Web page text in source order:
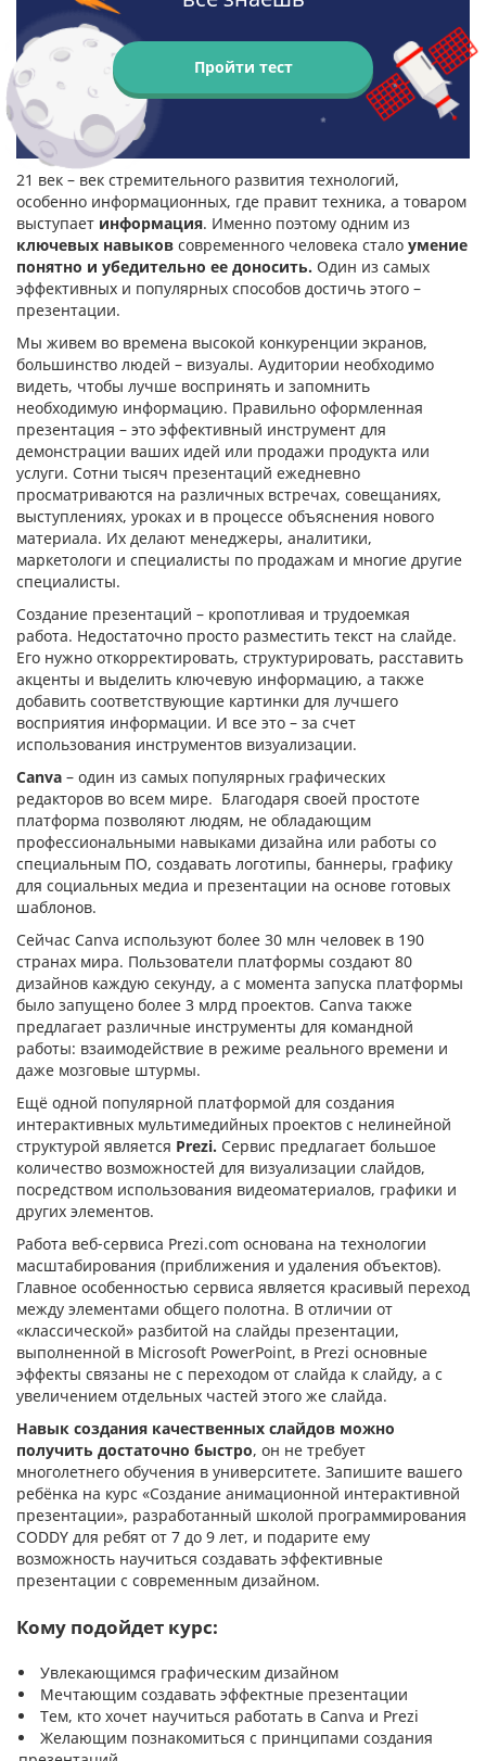
21 век – век стремительного развития технологий,
особенно информационных, где правит техника, а товаром
выступает информация. Именно поэтому одним из
ключевых навыков современного человека стало умение
понятно и убедительно ее доносить. Один из самых
эффективных и популярных способов достичь этого –
презентации.
Мы живем во времена высокой конкуренции экранов,
большинство людей – визуалы. Аудитории необходимо
видеть, чтобы лучше воспринять и запомнить
необходимую информацию. Правильно оформленная
презентация – это эффективный инструмент для
демонстрации ваших идей или продажи продукта или
услуги. Сотни тысяч презентаций ежедневно
просматриваются на различных встречах, совещаниях,
выступлениях, уроках и в процессе объяснения нового
материала. Их делают менеджеры, аналитики,
маркетологи и специалисты по продажам и многие другие
специалисты.
Создание презентаций – кропотливая и трудоемкая
работа. Недостаточно просто разместить текст на слайде.
Его нужно откорректировать, структурировать, расставить
акценты и выделить ключевую информацию, а также
добавить соответствующие картинки для лучшего
восприятия информации. И все это – за счет
использования инструментов визуализации.
Canva – один из самых популярных графических
редакторов во всем мире. Благодаря своей простоте
платформа позволяют людям, не обладающим
профессиональными навыками дизайна или работы со
специальным ПО, создавать логотипы, баннеры, графику
для социальных медиа и презентации на основе готовых
шаблонов.
Сейчас Canva используют более 30 млн человек в 190
странах мира. Пользователи платформы создают 80
дизайнов каждую секунду, а с момента запуска платформы
было запущено более 3 млрд проектов. Canva также
предлагает различные инструменты для командной
работы: взаимодействие в режиме реального времени и
даже мозговые штурмы.
Ещё одной популярной платформой для создания
интерактивных мультимедийных проектов с нелинейной
структурой является Prezi. Сервис предлагает большое
количество возможностей для визуализации слайдов,
посредством использования видеоматериалов, графики и
других элементов.
Работа веб-сервиса Prezi.com основана на технологии
масштабирования (приближения и удаления объектов).
Главное особенностью сервиса является кра­си­вый пере­ход
между эле­мен­тами общего полотна. В отличии от
«классической» разбитой на слайды презентации,
выполненной в Microsoft PowerPoint, в Prezi основные
эффекты связаны не с переходом от слайда к слайду, а с
увеличением отдельных частей этого же слайда.
Навык создания качественных слайдов можно
получить достаточно быстро, он не требует
многолетнего обучения в университете. Запишите вашего
ребёнка на курс «Создание анимационной интерактивной
презентации», разработанный школой программирования
CODDY для ребят от 7 до 9 лет, и подарите ему
возможность научиться создавать эффективные
презентации с современным дизайном.
Кому подойдет курс:
Увлекающимся графическим дизайном
Мечтающим создавать эффектные презентации
Тем, кто хочет научиться работать в Canva и Prezi
Желающим познакомиться с принципами создания
Пройти тест